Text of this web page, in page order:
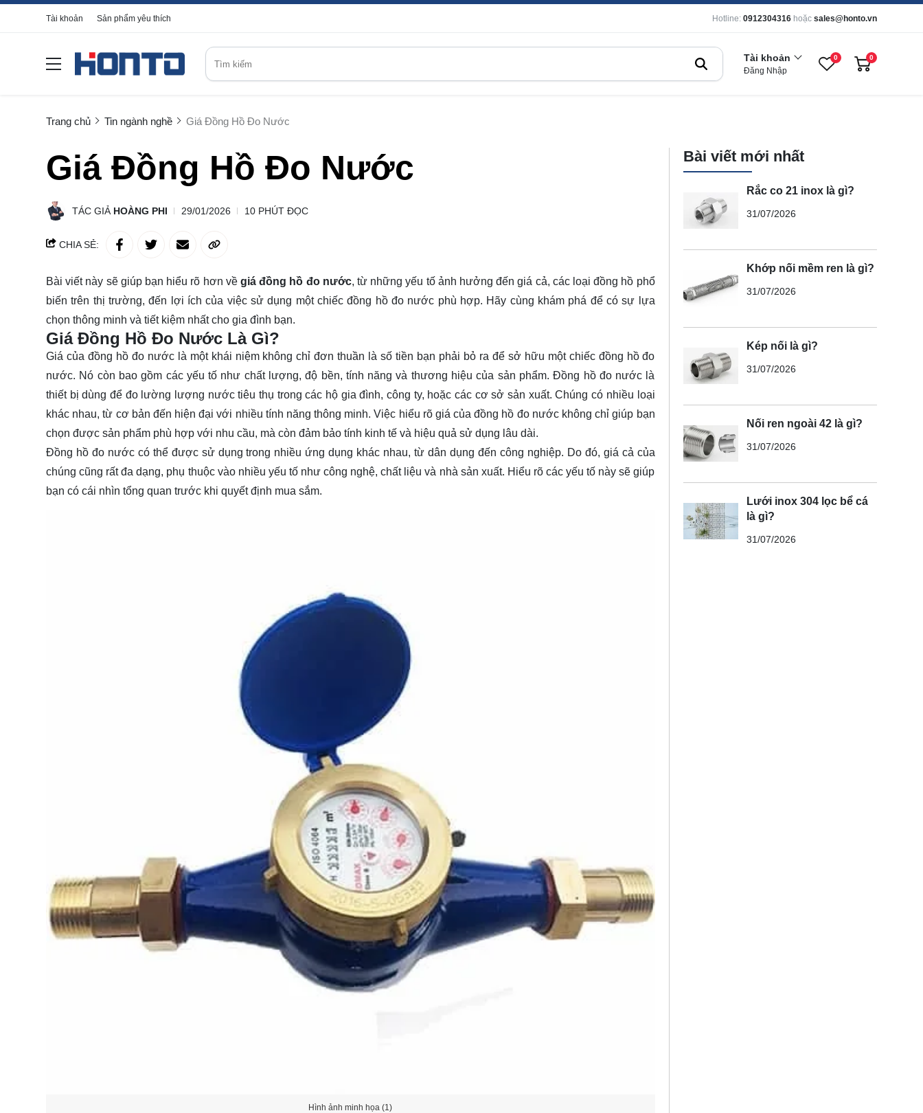
Tài khoản Sản phẩm yêu thích Hotline: 0912304316 hoặc sales@honto.vn
Tài khoản
Đăng Nhập
0 0
Trang chủ Tin ngành nghề Giá Đồng Hồ Đo Nước
Giá Đồng Hồ Đo Nước
TÁC GIẢ HOÀNG PHI 29/01/2026 10 PHÚT ĐỌC
CHIA SẺ:
Bài viết này sẽ giúp bạn hiểu rõ hơn về giá đồng hồ đo nước, từ những yếu tố ảnh hưởng đến giá cả, các loại đồng hồ phổ
biến trên thị trường, đến lợi ích của việc sử dụng một chiếc đồng hồ đo nước phù hợp. Hãy cùng khám phá để có sự lựa
chọn thông minh và tiết kiệm nhất cho gia đình bạn.
Giá Đồng Hồ Đo Nước Là Gì?
Giá của đồng hồ đo nước là một khái niệm không chỉ đơn thuần là số tiền bạn phải bỏ ra để sở hữu một chiếc đồng hồ đo
nước. Nó còn bao gồm các yếu tố như chất lượng, độ bền, tính năng và thương hiệu của sản phẩm. Đồng hồ đo nước là
thiết bị dùng để đo lường lượng nước tiêu thụ trong các hộ gia đình, công ty, hoặc các cơ sở sản xuất. Chúng có nhiều loại
khác nhau, từ cơ bản đến hiện đại với nhiều tính năng thông minh. Việc hiểu rõ giá của đồng hồ đo nước không chỉ giúp bạn
chọn được sản phẩm phù hợp với nhu cầu, mà còn đảm bảo tính kinh tế và hiệu quả sử dụng lâu dài.
Đồng hồ đo nước có thể được sử dụng trong nhiều ứng dụng khác nhau, từ dân dụng đến công nghiệp. Do đó, giá cả của
chúng cũng rất đa dạng, phụ thuộc vào nhiều yếu tố như công nghệ, chất liệu và nhà sản xuất. Hiểu rõ các yếu tố này sẽ giúp
bạn có cái nhìn tổng quan trước khi quyết định mua sắm.
Hình ảnh minh họa (1)
Bài viết mới nhất
Rắc co 21 inox là gì?
31/07/2026
Khớp nối mềm ren là gì?
31/07/2026
Kép nối là gì?
31/07/2026
Nối ren ngoài 42 là gì?
31/07/2026
Lưới inox 304 lọc bể cá
là gì?
31/07/2026